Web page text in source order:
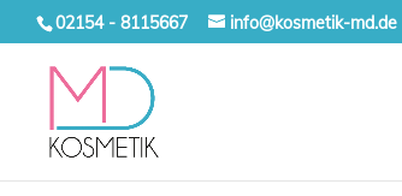
02154 - 8115667 info@kosmetik-md.de